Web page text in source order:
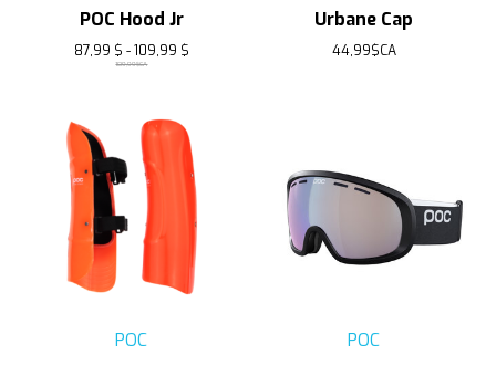
POC Hood Jr
87,99 $ - 109,99 $
109,99$CA
Urbane Cap
44,99$CA
POC POC